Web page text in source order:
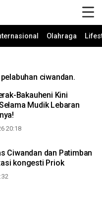
Olahraga
ciwandan.
Bakauheni Kini
Mudik Lebaran
20:18
Ciwandan dan Patimban
kongesti Priok